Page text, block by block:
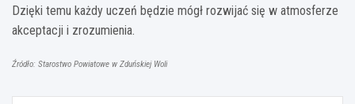
Dzięki temu każdy uczeń będzie mógł rozwijać się w atmosferze
akceptacji i zrozumienia.
Źródło: Starostwo Powiatowe w Zduńskiej Woli